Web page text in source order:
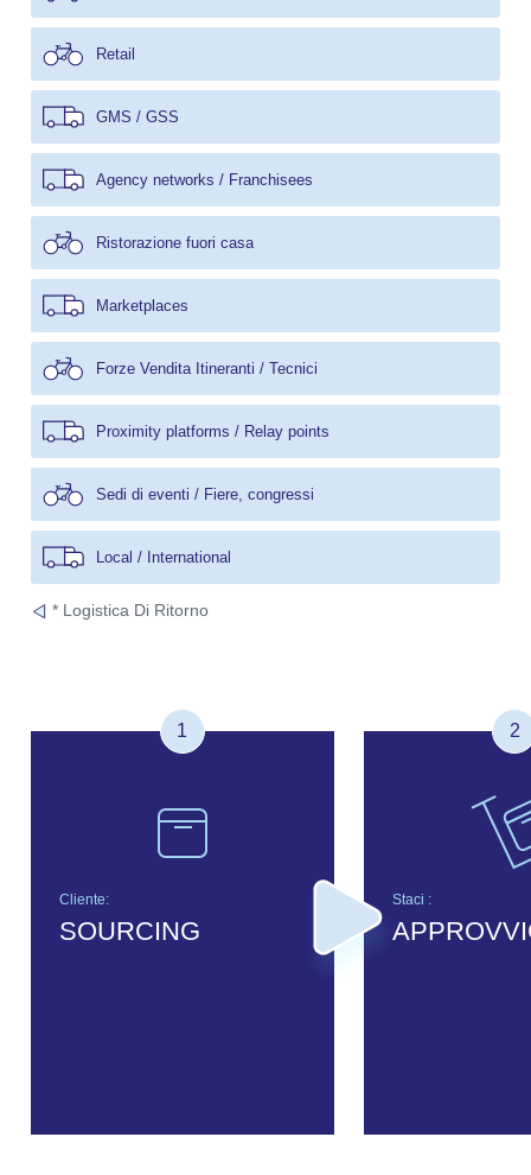
Retail
GMS / GSS
Agency networks / Franchisees
Ristorazione fuori casa
Marketplaces
Forze Vendita Itineranti / Tecnici
Proximity platforms / Relay points
Sedi di eventi / Fiere, congressi
Local / International
* Logistica Di Ritorno
1
Cliente:
SOURCING
2
Staci :